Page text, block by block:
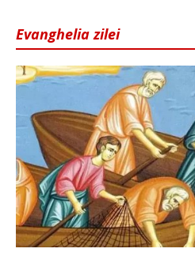
Evanghelia zilei